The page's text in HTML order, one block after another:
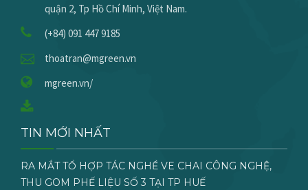
quận 2, Tp Hồ Chí Minh, Việt Nam.
(+84) 091 447 9185
thoatran@mgreen.vn
mgreen.vn/
TIN MỚI NHẤT
RA MẮT TỔ HỢP TÁC NGHỀ VE CHAI CÔNG NGHỆ,
THU GOM PHẾ LIỆU SỐ 3 TẠI TP HUẾ